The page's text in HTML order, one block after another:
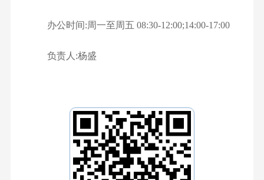
办公时间:周一至周五 08:30-12:00;14:00-17:00
负责人:杨盛